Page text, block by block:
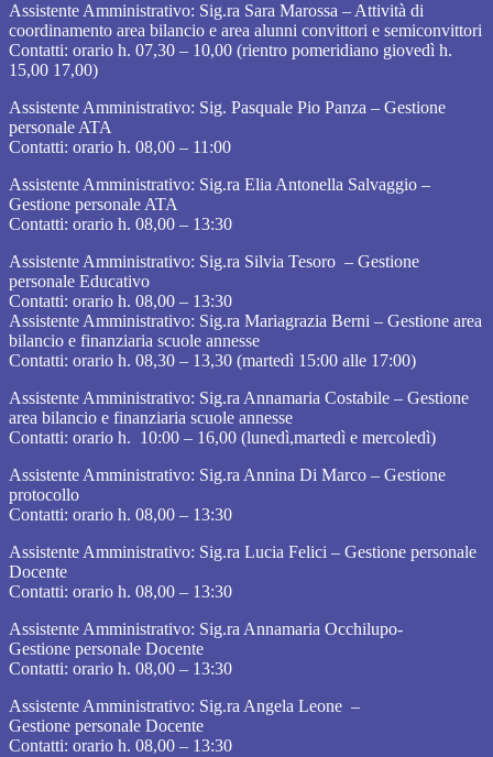
Assistente Amministrativo: Sig.ra Sara Marossa – Attività di
coordinamento area bilancio e area alunni convittori e semiconvittori
Contatti: orario h. 07,30 – 10,00 (rientro pomeridiano giovedì h.
15,00 17,00)
Assistente Amministrativo: Sig. Pasquale Pio Panza – Gestione
personale ATA
Contatti: orario h. 08,00 – 11:00
Assistente Amministrativo: Sig.ra Elia Antonella Salvaggio –
Gestione personale ATA
Contatti: orario h. 08,00 – 13:30
Assistente Amministrativo: Sig.ra Silvia Tesoro – Gestione
personale Educativo
Contatti: orario h. 08,00 – 13:30
Assistente Amministrativo: Sig.ra Mariagrazia Berni – Gestione area
bilancio e finanziaria scuole annesse
Contatti: orario h. 08,30 – 13,30 (martedì 15:00 alle 17:00)
Assistente Amministrativo: Sig.ra Annamaria Costabile – Gestione
area bilancio e finanziaria scuole annesse
Contatti: orario h. 10:00 – 16,00 (lunedì,martedì e mercoledì)
Assistente Amministrativo: Sig.ra Annina Di Marco – Gestione
protocollo
Contatti: orario h. 08,00 – 13:30
Assistente Amministrativo: Sig.ra Lucia Felici – Gestione personale
Docente
Contatti: orario h. 08,00 – 13:30
Assistente Amministrativo: Sig.ra Annamaria Occhilupo-
Gestione personale Docente
Contatti: orario h. 08,00 – 13:30
Assistente Amministrativo: Sig.ra Angela Leone –
Gestione personale Docente
Contatti: orario h. 08,00 – 13:30